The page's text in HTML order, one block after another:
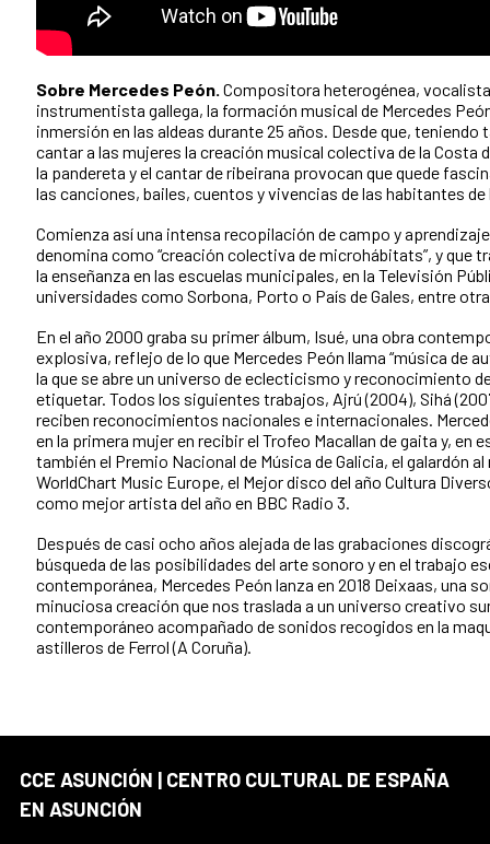
Sobre Mercedes Peón. Compositora heterogénea,
instrumentista gallega, la formación musical de Mercedes
inmersión en las aldeas durante 25 años. Desde que, teniendo
cantar a las mujeres la creación musical colectiva de la Costa
la pandereta y el cantar de ribeirana provocan que quede
las canciones, bailes, cuentos y vivencias de las habitantes de
Comienza así una intensa recopilación de campo y
denomina como “creación colectiva de microhábitats”, y que
la enseñanza en las escuelas municipales, en la Televisión
universidades como Sorbona, Porto o País de Gales, entre
En el año 2000 graba su primer álbum, Isué, una obra
explosiva, reflejo de lo que Mercedes Peón llama “música de
la que se abre un universo de eclecticismo y reconocimiento
etiquetar. Todos los siguientes trabajos, Ajrú (2004), Sihá
reciben reconocimientos nacionales e internacionales.
en la primera mujer en recibir el Trofeo Macallan de gaita y, en
también el Premio Nacional de Música de Galicia, el galardón
WorldChart Music Europe, el Mejor disco del año Cultura
como mejor artista del año en BBC Radio 3.
Después de casi ocho años alejada de las grabaciones
búsqueda de las posibilidades del arte sonoro y en el trabajo
contemporánea, Mercedes Peón lanza en 2018 Deixaas, una
minuciosa creación que nos traslada a un universo creativo
contemporáneo acompañado de sonidos recogidos en la
astilleros de Ferrol (A Coruña).
CCE ASUNCIÓN | CENTRO CULTURAL DE ESPAÑA
EN ASUNCIÓN